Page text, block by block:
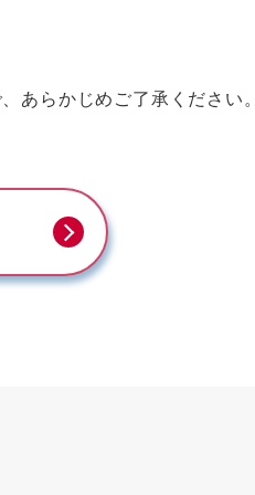
あらかじめご了承ください。